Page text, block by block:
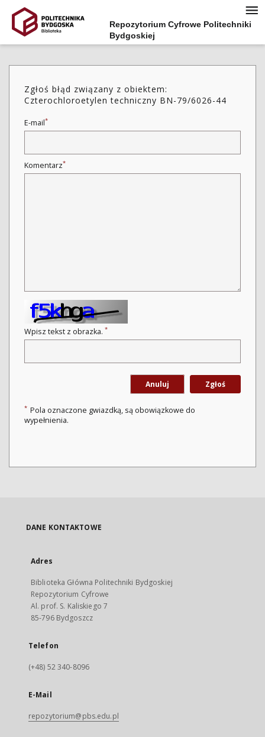
Repozytorium Cyfrowe Politechniki
Bydgoskiej
Zgłoś błąd związany z obiektem:
Czterochloroetylen techniczny BN-79/6026-44
E-mail*
Komentarz*
Wpisz tekst z obrazka. *
Anuluj Zgłoś
* Pola oznaczone gwiazdką, są obowiązkowe do
wypełnienia.
DANE KONTAKTOWE
Adres
Biblioteka Główna Politechniki Bydgoskiej
Repozytorium Cyfrowe
Al. prof. S. Kaliskiego 7
85-796 Bydgoszcz
Telefon
(+48) 52 340-8096
E-Mail
repozytorium@pbs.edu.pl